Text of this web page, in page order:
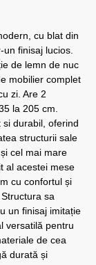
cu blat din
finisaj lucios.
de lemn de nuc
mobilier complet
zi. Are 2
la 205 cm.
durabil, oferind
structurii sale
cel mai mare
al acestei mese
cu confortul și
sa
un finisaj imitație
versatilă pentru
de cea
durată și